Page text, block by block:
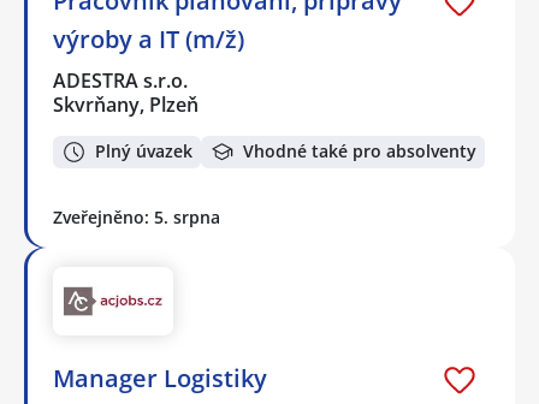
výroby a IT (m/ž)
ADESTRA s.r.o.
Skvrňany, Plzeň
Plný úvazek Vhodné také pro absolventy
Zveřejněno: 5. srpna
Manager Logistiky